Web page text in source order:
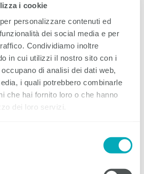
i cookie
personalizzare contenuti ed
dei social media e per
Condividiamo inoltre
in cui utilizzi il nostro sito con i
di analisi dei dati web,
i quali potrebbero combinarle
che hai fornito loro o che hanno
dei loro servizi.
ricevuto sostegno da parte loro
La stragrande maggioranza
abbiano una conoscenza
buona del sistema formativo
provenienti da un contesto
transitorie, si registra un calo
intermedio viene preso in
14 % del campione (2024: 17 %)
anche la percentuale di coloro
una formazione transitoria
di tirocinio stabile e